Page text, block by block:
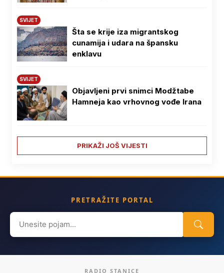
SVIJET
Šta se krije iza migrantskog
cunamija i udara na špansku
enklavu
SVIJET
Objavljeni prvi snimci Modžtabe
Hamneja kao vrhovnog vođe Irana
PRIKAŽI JOŠ VIJESTI
PRETRAŽITE PORTAL
Search
for:
RADIO STANICE